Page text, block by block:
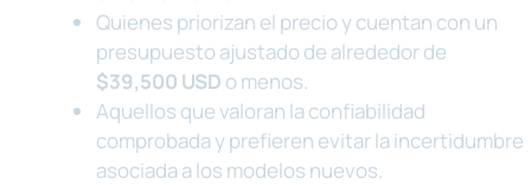
Quienes priorizan el precio y cuentan con un
presupuesto ajustado de alrededor de
$39,500 USD o menos.
Aquellos que valoran la confiabilidad
comprobada y prefieren evitar la incertidumbre
asociada a los modelos nuevos.